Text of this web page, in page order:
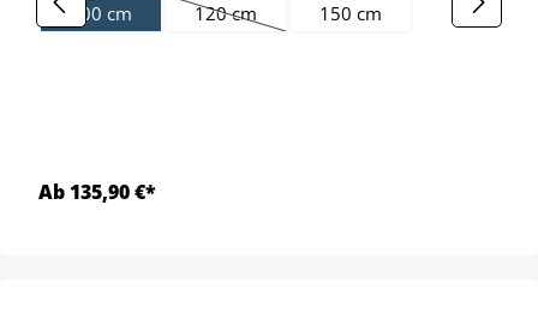
100 cm 120 cm
(Cette option n'est pas disponible pour le
150 cm
Ab 135,90 €*